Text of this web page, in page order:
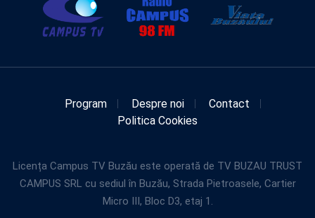
Program Despre noi
Contact
Politica Cookies
Licența Campus TV Buzău este operată de TV BUZAU TRUST
CAMPUS SRL cu sediul în Buzău, Strada Pietroasele, Cartier
Micro III, Bloc D3, etaj 1.